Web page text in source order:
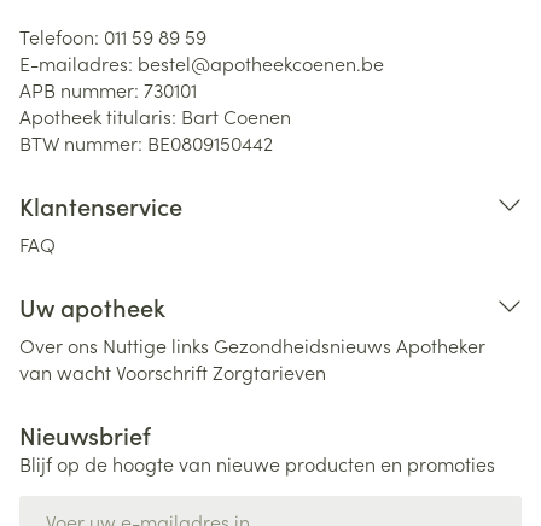
Telefoon: 011 59 89 59
E-mailadres: bestel@apotheekcoenen.be
APB nummer: 730101
Apotheek titularis: Bart Coenen
BTW nummer: BE0809150442
Klantenservice
FAQ
Uw apotheek
Over ons Nuttige links Gezondheidsnieuws Apotheker
van wachtVoorschriftZorgtarieven
Nieuwsbrief
Blijf op de hoogte van nieuwe producten en promoties